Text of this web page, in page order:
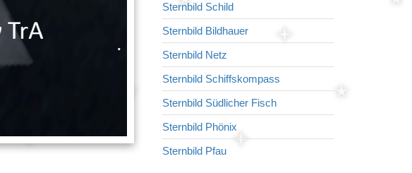
Sternbild Schild
Sternbild Bildhauer
Sternbild Netz
Sternbild Schiffskompass
Sternbild Südlicher Fisch
Sternbild Phönix
Sternbild Pfau